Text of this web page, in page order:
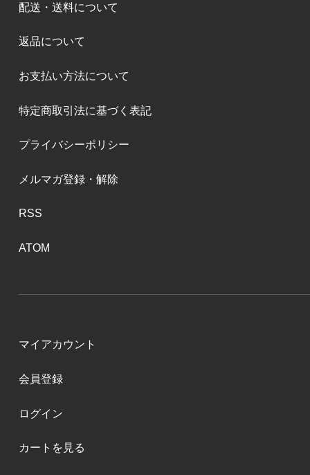
配送・送料について
返品について
お支払い方法について
特定商取引法に基づく表記
プライバシーポリシー
メルマガ登録・解除
RSS
ATOM
マイアカウント
会員登録
ログイン
カートを見る